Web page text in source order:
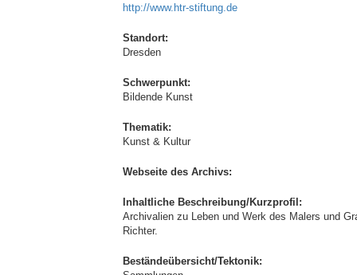
http://www.htr-stiftung.de
Standort:
Dresden
Schwerpunkt:
Bildende Kunst
Thematik:
Kunst & Kultur
Webseite des Archivs:
Inhaltliche Beschreibung/Kurzprofil:
Archivalien zu Leben und Werk des Malers und
Richter.
Beständeübersicht/Tektonik: